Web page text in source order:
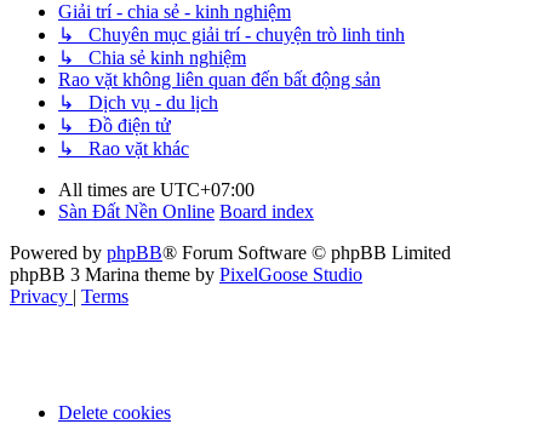
Giải trí - chia sẻ - kinh nghiệm
↳ Chuyên mục giải trí - chuyện trò linh tinh
↳ Chia sẻ kinh nghiệm
Rao vặt không liên quan đến bất động sản
↳ Dịch vụ - du lịch
↳ Đồ điện tử
↳ Rao vặt khác
All times are UTC+07:00
Sàn Đất Nền Online Board index
Powered by phpBB® Forum Software © phpBB Limited
phpBB 3 Marina theme by PixelGoose Studio
Privacy | Terms
Delete cookies